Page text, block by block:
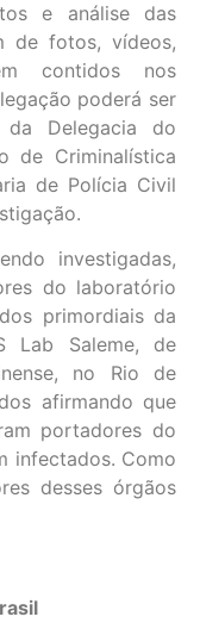
e análise das
de fotos, vídeos,
contidos nos
poderá ser
Delegacia do
de Criminalística
de Polícia Civil
investigadas,
do laboratório
primordiais da
Lab Saleme, de
no Rio de
afirmando que
portadores do
infectados. Como
desses órgãos